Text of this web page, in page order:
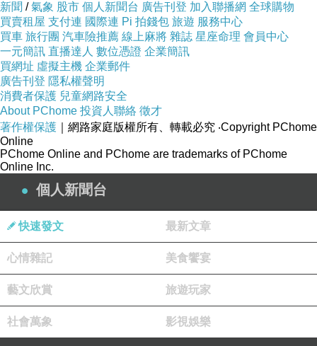
新聞 /氣象 股市 個人新聞台 廣告刊登 加入聯播網 全球購物
買賣租屋 支付連 國際連 Pi 拍錢包 旅遊 服務中心
買車 旅行團 汽車險推薦 線上麻將 雜誌 星座命理 會員中心
一元簡訊 直播達人 數位憑證 企業簡訊
買網址 虛擬主機 企業郵件
廣告刊登 隱私權聲明
消費者保護 兒童網路安全
About PChome 投資人聯絡 徵才
著作權保護 ｜網路家庭版權所有、轉載必究 ‧Copyright PChome
Online
PChome Online and PChome are trademarks of PChome
Online Inc.
個人新聞台
快速發文 最新文章
心情雜記 美食饗宴
藝文欣賞 旅遊玩家
社會萬象 影視娛樂